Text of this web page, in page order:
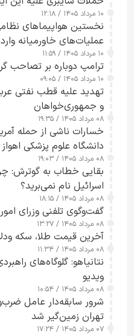
ارائه نکرد
۱۰ مرداد ۱۴۰۵ / ۱۲:۱۸
نخستین هواپیماهای
عملیات‌های خاورمیانه
شدند
۱۰ مرداد ۱۴۰۵ / ۱۱:۵۹
ترامپ دوباره بر تصاحب
۱۰ مرداد ۱۴۰۵ / ۰۹:۰۵
تهدید علیه قطب نفتی
و جمهوری‌خواهان
۰۸ مرداد ۱۴۰۵ / ۱۹:۳۵
خسارات ناشی از حمله
دانشگاه علوم پزشکی اهواز
۰۸ مرداد ۱۴۰۵ / ۱۹:۰۳
بقایی خطاب به گوترش:
اسرائیل نام نمی‌برید؟
۰۸ مرداد ۱۴۰۵ / ۱۸:۱۵
گفت‌وگوی تلفنی وزرای
۰۸ مرداد ۱۴۰۵ / ۱۳:۲۷
آخرین قیمت طلا، سکه ودلار8
۰۸ مرداد ۱۴۰۵ / ۱۱:۳۴
نتانیاهو: گلوگاه‌های
ویدیو
۰۸ مرداد ۱۴۰۵ / ۱۰:۵۴
شرور سابقه‌دار عامل
تهران زمین‌گیر شد
۰۷ مرداد ۱۴۰۵ / ۱۷:۲۴